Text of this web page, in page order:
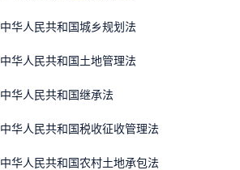
· 中华人民共和国城乡规划法
· 中华人民共和国土地管理法
· 中华人民共和国继承法
· 中华人民共和国税收征收管理法
· 中华人民共和国农村土地承包法